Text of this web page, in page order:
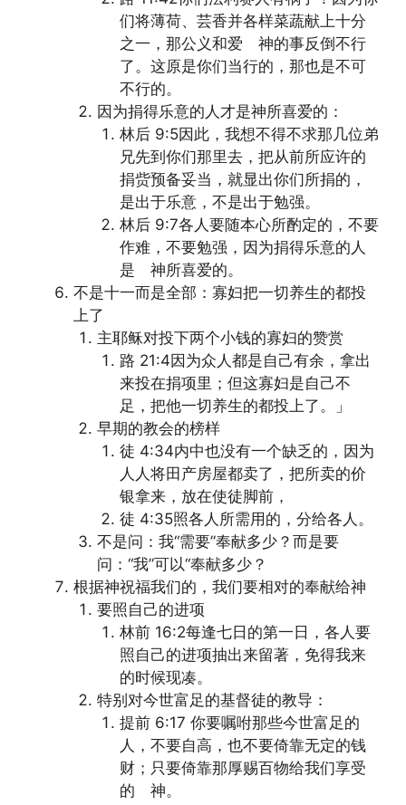
们将薄荷、芸香并各样菜蔬献上十分
之一，那公义和爱 神的事反倒不行
了。这原是你们当行的，那也是不可
不行的。
因为捐得乐意的人才是神所喜爱的：
林后 9:5因此，我想不得不求那几位弟
兄先到你们那里去，把从前所应许的
捐赀预备妥当，就显出你们所捐的，
是出于乐意，不是出于勉强。
林后 9:7各人要随本心所酌定的，不要
作难，不要勉强，因为捐得乐意的人
是 神所喜爱的。
不是十一而是全部：寡妇把一切养生的都投
上了
主耶稣对投下两个小钱的寡妇的赞赏
路 21:4因为众人都是自己有余，拿出
来投在捐项里；但这寡妇是自己不
足，把他一切养生的都投上了。」
早期的教会的榜样
徒 4:34内中也没有一个缺乏的，因为
人人将田产房屋都卖了，把所卖的价
银拿来，放在使徒脚前，
徒 4:35照各人所需用的，分给各人。
不是问：我“需要”奉献多少？而是要
问：“我”可以“奉献多少？
根据神祝福我们的，我们要相对的奉献给神
要照自己的进项
林前 16:2每逢七日的第一日，各人要
照自己的进项抽出来留著，免得我来
的时候现凑。
特别对今世富足的基督徒的教导：
提前 6:17 你要嘱咐那些今世富足的
人，不要自高，也不要倚靠无定的钱
财；只要倚靠那厚赐百物给我们享受
的 神。